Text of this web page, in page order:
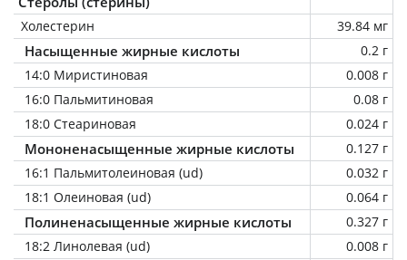
Холестерин 39.84 мг
Насыщенные жирные кислоты
0.2 г
14:0 Миристиновая
0.008 г
16:0 Пальмитиновая
0.08 г
18:0 Стеариновая
0.024 г
Мононенасыщенные жирные кислоты
0.127 г
16:1 Пальмитолеиновая (ud)
0.032 г
18:1 Олеиновая (ud)
0.064 г
Полиненасыщенные жирные кислоты
0.327 г
18:2 Линолевая (ud)
0.008 г